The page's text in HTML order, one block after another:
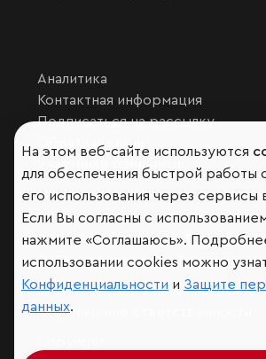
Аналитика
Контактная информация
Подписаться на рассылку
Обратная связь
Участники рэнкингов
Мы в социальных сетях и
VK
RAEX Образование – Telegram,
RAEX Sustainability –Telegram,
Защита персональных данных
Ограничение ответственности
На этом веб-сайте используются
для обеспечения быстрой работы
его использования через сервисы
Если Вы согласны с
нажмите «Соглашаюсь».
использовании cookies можно
Конфиденциальности и Защите
данных.